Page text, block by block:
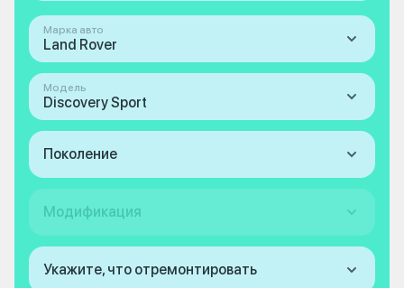
Марка авто
Land Rover
Модель
Discovery Sport
Поколение
Модификация
Укажите, что отремонтировать